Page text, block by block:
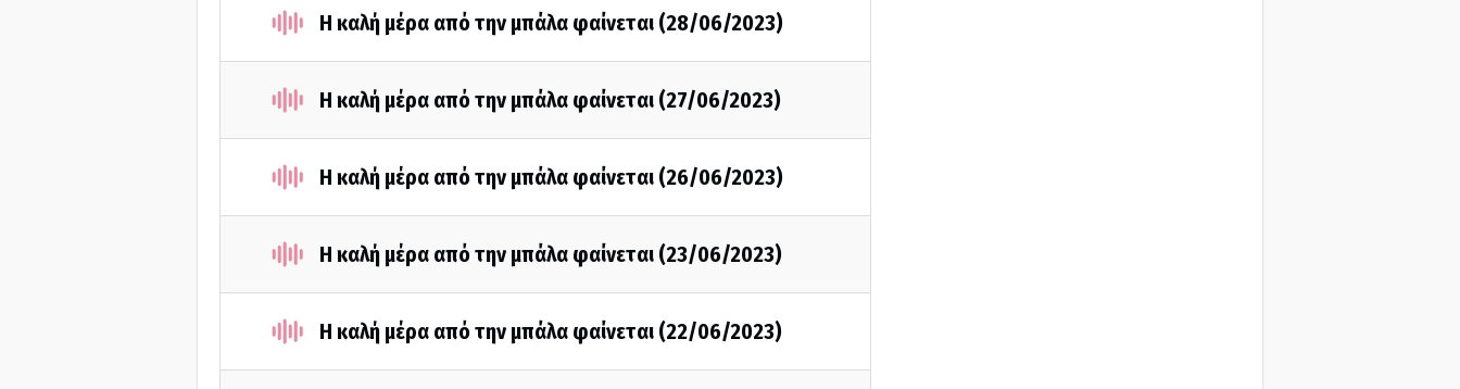
Η καλή μέρα από την μπάλα φαίνεται (28/06/2023)
Η καλή μέρα από την μπάλα φαίνεται (27/06/2023)
Η καλή μέρα από την μπάλα φαίνεται (26/06/2023)
Η καλή μέρα από την μπάλα φαίνεται (23/06/2023)
Η καλή μέρα από την μπάλα φαίνεται (22/06/2023)